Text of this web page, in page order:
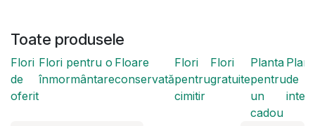
Toate produsele
Flori
de
oferit
Flori pentru o
înmormântare
Floare
conservată
Flori
pentru
cimitir
Flori
gratuite
Planta
pentru
un
cadou
de